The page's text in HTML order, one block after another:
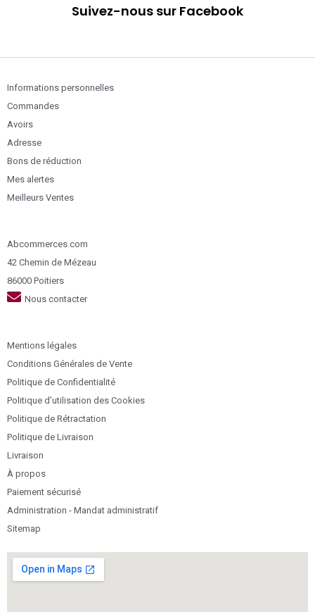
Suivez-nous sur Facebook
Informations personnelles
Commandes
Avoirs
Adresse
Bons de réduction
Mes alertes
Meilleurs Ventes
Abcommerces.com
42 Chemin de Mézeau
86000 Poitiers
Nous contacter
Mentions légales
Conditions Générales de Vente
Politique de Confidentialité
Politique d’utilisation des Cookies
Politique de Rétractation
Politique de Livraison
Livraison
À propos
Paiement sécurisé
Administration - Mandat administratif
Sitemap